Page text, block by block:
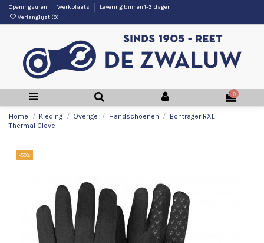
Openingsuren Werkplaats
Levering binnen 1-3 dagen
Verlanglijst (0)
0
Home Kleding Overige Handschoenen
Bontrager RXL
Thermal Glove
-50%